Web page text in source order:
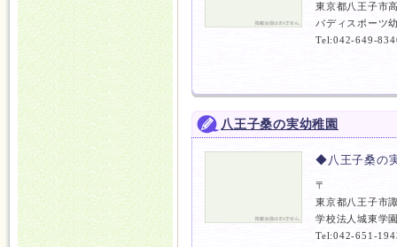
東京都八王子市
バディスポーツ
Tel:042-649-
八王子桑の実幼稚園
◆八王子桑の
〒
東京都八王子市
学校法人城東学
Tel:042-651-